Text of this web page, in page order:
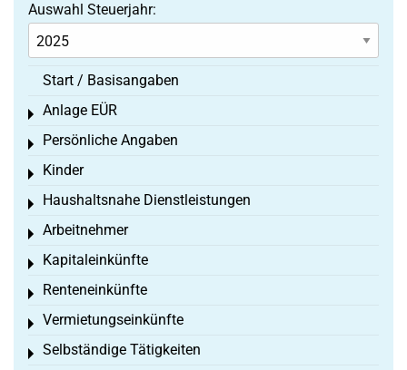
Auswahl Steuerjahr:
Start / Basisangaben
Anlage EÜR
Toggle menu
Persönliche Angaben
Toggle menu
Kinder
Toggle menu
Haushaltsnahe Dienstleistungen
Toggle menu
Arbeitnehmer
Toggle menu
Kapitaleinkünfte
Toggle menu
Renteneinkünfte
Toggle menu
Vermietungseinkünfte
Toggle menu
Selbständige Tätigkeiten
Toggle menu